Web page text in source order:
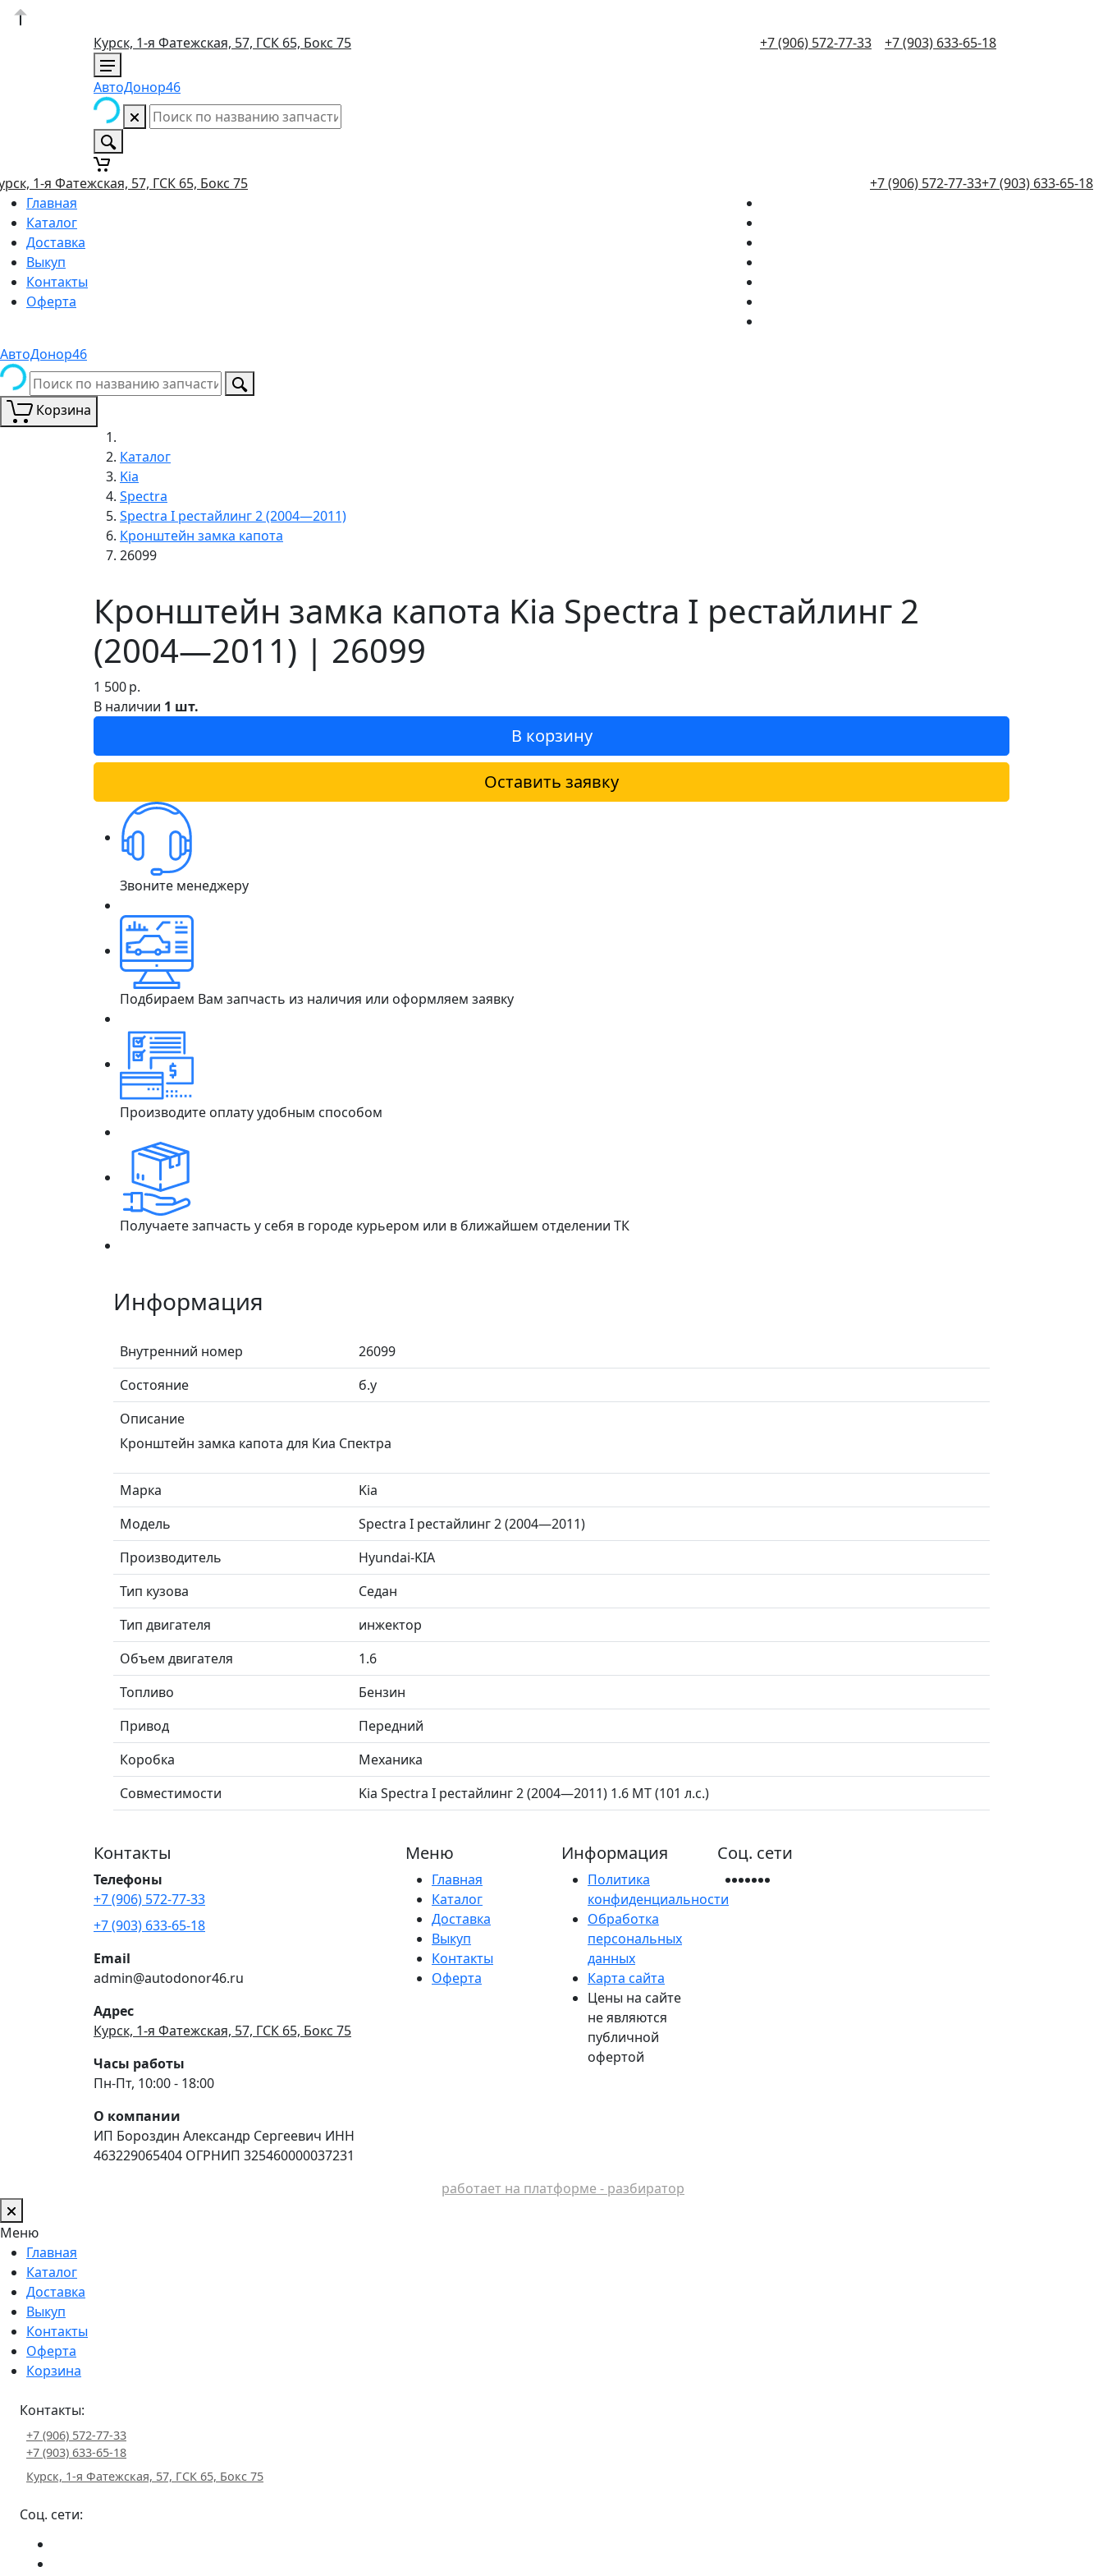
Курск, 1-я Фатежская, 57, ГСК 65, Бокс 75 +7 (906) 572-77-33 +7 (903) 633-65-18
АвтоДонор46
1-я Фатежская, 57, ГСК 65, Бокс 75 +7 (906) 572-77-33+7 (903) 633-65-18
Главная
Каталог
Доставка
Выкуп
Контакты
Оферта
АвтоДонор46
Корзина
Каталог
Kia
Spectra
Spectra I рестайлинг 2 (2004—2011)
Кронштейн замка капота
26099
Кронштейн замка капота Kia Spectra I рестайлинг 2
(2004—2011) | 26099
1 500р.
В наличии 1 шт.
В корзину
Оставить заявку
Звоните менеджеру
Подбираем Вам запчасть из наличия или оформляем заявку
Производите оплату удобным способом
Получаете запчасть у себя в городе курьером или в ближайшем отделении ТК
Информация
Внутренний номер
26099
Состояние
б.у
Описание
Кронштейн замка капота для Киа Спектра
Марка
Kia
Модель
Spectra I рестайлинг 2 (2004—2011)
Производитель
Hyundai-KIA
Тип кузова
Седан
Тип двигателя
инжектор
Объем двигателя
1.6
Топливо
Бензин
Привод
Передний
Коробка
Механика
Совместимости
Kia Spectra I рестайлинг 2 (2004—2011) 1.6 MT (101 л.с.)
Контакты
Телефоны
+7 (906) 572-77-33
+7 (903) 633-65-18
Email
admin@autodonor46.ru
Адрес
Курск, 1-я Фатежская, 57, ГСК 65, Бокс 75
Часы работы
Пн-Пт, 10:00 - 18:00
О компании
ИП Бороздин Александр Сергеевич ИНН
463229065404 ОГРНИП 325460000037231
Меню
Главная
Каталог
Доставка
Выкуп
Контакты
Оферта
Информация
Политика
конфиденциальности
Обработка
персональных
данных
Карта сайта
Цены на сайте
не являются
публичной
офертой
Соц. сети
работает на платформе - разбиратор
Меню
Главная
Каталог
Доставка
Выкуп
Контакты
Оферта
Корзина
Контакты:
+7 (906) 572-77-33
+7 (903) 633-65-18
Курск, 1-я Фатежская, 57, ГСК 65, Бокс 75
Соц. сети: